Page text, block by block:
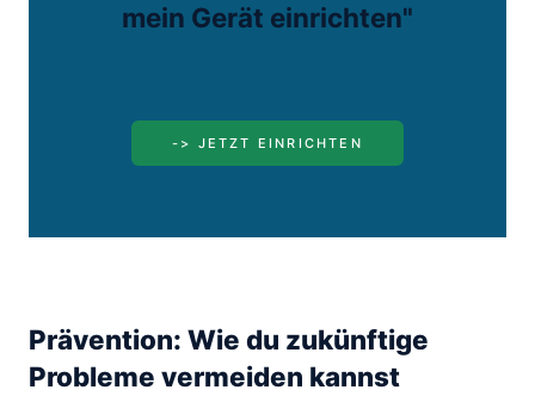
mein Gerät einrichten"
-> JETZT EINRICHTEN
Prävention: Wie du zukünftige
Probleme vermeiden kannst